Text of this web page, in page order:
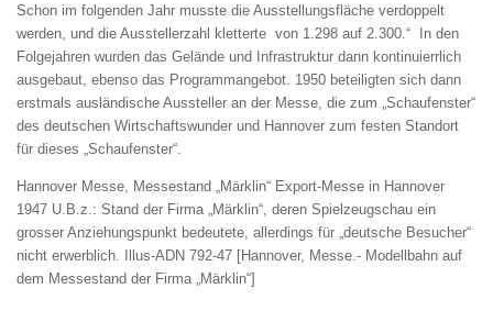
Schon im folgenden Jahr musste die Ausstellungsfläche verdoppelt
werden, und die Ausstellerzahl kletterte von 1.298 auf 2.300.“ In den
Folgejahren wurden das Gelände und Infrastruktur dann kontinuierrlich
ausgebaut, ebenso das Programmangebot. 1950 beteiligten sich dann
erstmals ausländische Aussteller an der Messe, die zum „Schaufenster“
des deutschen Wirtschaftswunder und Hannover zum festen Standort
für dieses „Schaufenster“.
Hannover Messe, Messestand „Märklin“ Export-Messe in Hannover
1947 U.B.z.: Stand der Firma „Märklin“, deren Spielzeugschau ein
grosser Anziehungspunkt bedeutete, allerdings für „deutsche Besucher“
nicht erwerblich. Illus-ADN 792-47 [Hannover, Messe.- Modellbahn auf
dem Messestand der Firma „Märklin“]